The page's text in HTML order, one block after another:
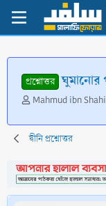
প্রশ্নোত্তর ঘুমানোর
T
r
e
d
s
Mahmud ibn
দ্বীনি প্রশ্নোত্তর